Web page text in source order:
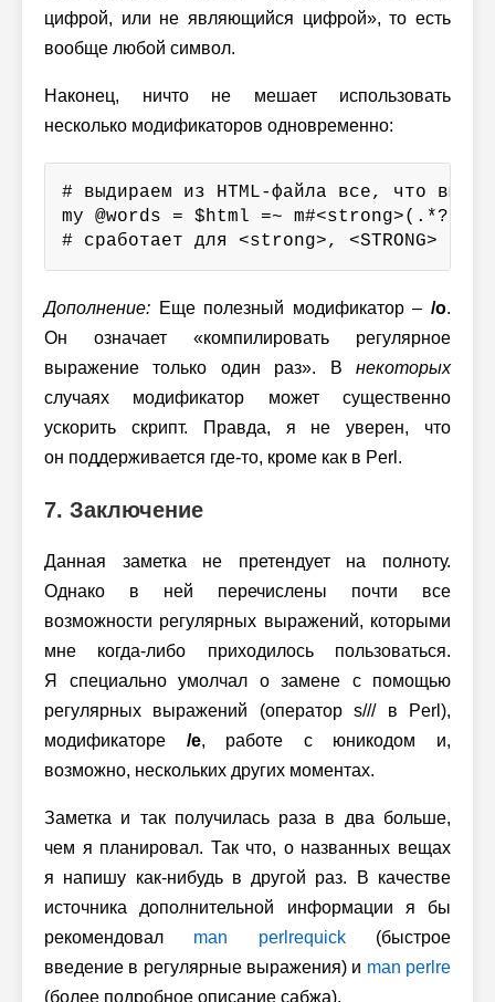
цифрой, или не являющийся цифрой», то есть
вообще любой символ.
Наконец, ничто не мешает использовать
несколько модификаторов одновременно:
# выдираем из HTML-файла все, что
my @words = $html =~
# сработает для <strong>, <STRONG> или
Дополнение: Еще полезный модификатор – /o.
Он означает «компилировать регулярное
выражение только один раз». В некоторых
случаях модификатор может существенно
ускорить скрипт. Правда, я не уверен, что
он поддерживается где-то, кроме как в Perl.
7. Заключение
Данная заметка не претендует на полноту.
Однако в ней перечислены почти все
возможности регулярных выражений, которыми
мне когда-либо приходилось пользоваться.
Я специально умолчал о замене с помощью
регулярных выражений (оператор s/// в Perl),
модификаторе /e, работе с юникодом и,
возможно, нескольких других моментах.
Заметка и так получилась раза в два больше,
чем я планировал. Так что, о названных вещах
я напишу как-нибудь в другой раз. В качестве
источника дополнительной информации я бы
рекомендовал man perlrequick(быстрое
введение в регулярные выражения) и man perlre
(более подробное описание сабжа).